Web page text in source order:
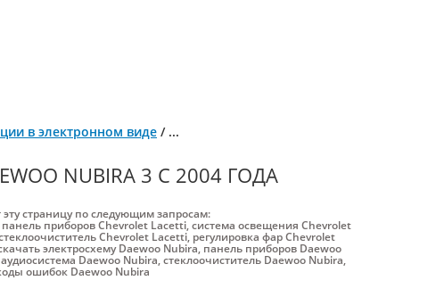
в электронном виде / ...
NUBIRA 3 С 2004 ГОДА
страницу по следующим запросам:
панель приборов Chevrolet Lacetti,система освещения Chevrolet
Chevrolet Lacetti, регулировка фар Chevrolet
электросхему Daewoo Nubira, панель приборов Daewoo
аудиосистема Daewoo Nubira,стеклоочиститель Daewoo Nubira,
ошибок Daewoo Nubira